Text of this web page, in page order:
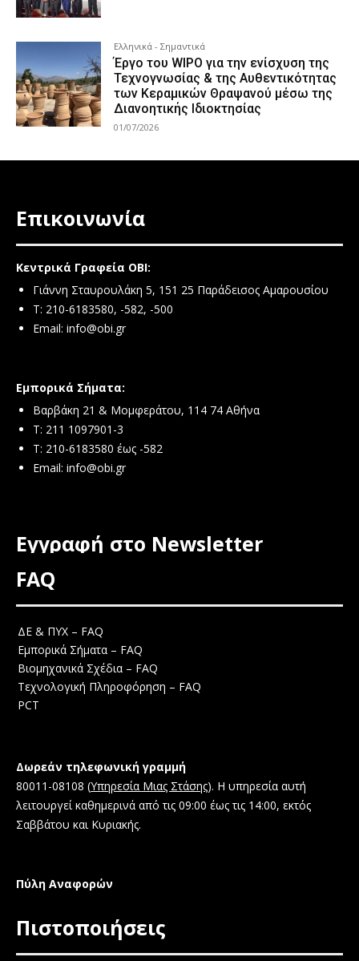
Ελληνικά - Σημαντικά
Έργο του WIPO για την ενίσχυση της
Τεχνογνωσίας & της Αυθεντικότητας
των Κεραμικών Θραψανού μέσω της
Διανοητικής Ιδιοκτησίας
01/07/2026
Επικοινωνία
Κεντρικά Γραφεία ΟΒΙ:
Γιάννη Σταυρουλάκη 5, 151 25 Παράδεισος Αμαρουσίου
Τ: 210-6183580, -582, -500
Email: info@obi.gr
Εμπορικά Σήματα:
Βαρβάκη 21 & Μομφεράτου, 114 74 Αθήνα
Τ: 211 1097901-3
T: 210-6183580 έως -582
Email: info@obi.gr
Εγγραφή στο Newsletter
FAQ
ΔΕ & ΠΥΧ – FAQ
Εμπορικά Σήματα – FAQ
Βιομηχανικά Σχέδια – FAQ
Τεχνολογική Πληροφόρηση – FAQ
PCT
Δωρεάν τηλεφωνική γραμμή
80011-08108 (Υπηρεσία Μιας Στάσης). Η υπηρεσία αυτή
λειτουργεί καθημερινά από τις 09:00 έως τις 14:00, εκτός
Σαββάτου και Κυριακής.
Πύλη Αναφορών
Πιστοποιήσεις